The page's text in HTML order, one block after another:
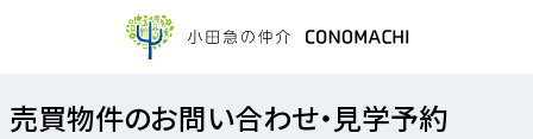
売買物件のお問い合わせ・見学予約